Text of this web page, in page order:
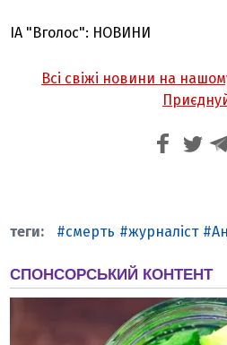
ІА "Вголос": НОВИНИ
Всі свіжі новини на
смерть журналіст